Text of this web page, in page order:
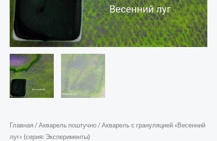
Главная /Акварель поштучно/ Акварель с грануляцией «Весенний
луг» (серия: Эксперименты)